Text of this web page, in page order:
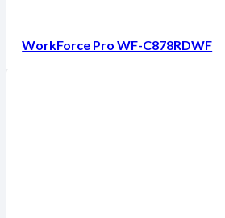
WorkForce Pro WF-C878RDWF